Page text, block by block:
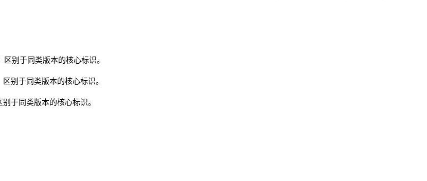
别于同类版本的核心标识。
别于同类版本的核心标识。
于同类版本的核心标识。